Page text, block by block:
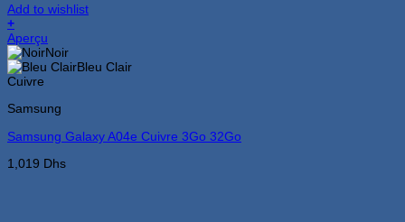
Add to wishlist
+
Ce
produit
a
plusieurs
Les
peuvent
choisies
Aperçu
Noir
Bleu Clair
Cuivre
Samsung
Samsung Galaxy A04e Cuivre 3Go 32Go
1,019 Dhs